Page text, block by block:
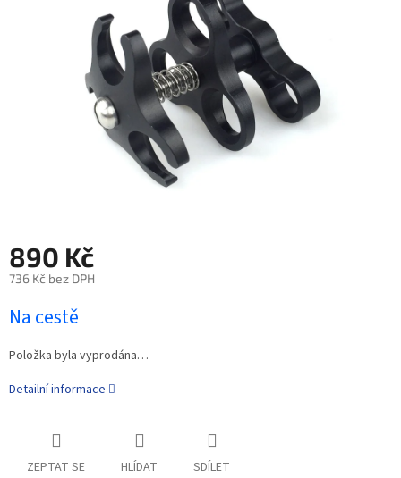
890 Kč
736 Kč bez DPH
Na cestě
Položka byla vyprodána…
Detailní informace
ZEPTAT SE HLÍDAT SDÍLET